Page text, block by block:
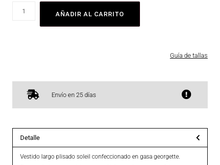
AÑADIR AL CARRITO
Guía de tallas
Envío en 25 días
Detalle
Vestido largo plisado soleil confeccionado en gasa georgette.